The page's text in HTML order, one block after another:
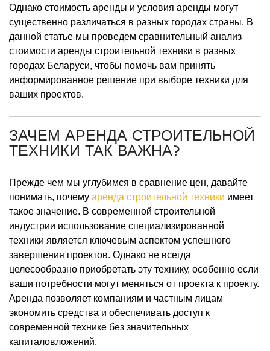
Однако стоимость аренды и условия аренды могут
существенно различаться в разных городах страны. В
данной статье мы проведем сравнительный анализ
стоимости аренды строительной техники в разных
городах Беларуси, чтобы помочь вам принять
информированное решение при выборе техники для
ваших проектов.
ЗАЧЕМ АРЕНДА СТРОИТЕЛЬНОЙ
ТЕХНИКИ ТАК ВАЖНА?
Прежде чем мы углубимся в сравнение цен, давайте
понимать, почему аренда строительной техники имеет
такое значение. В современной строительной
индустрии использование специализированной
техники является ключевым аспектом успешного
завершения проектов. Однако не всегда
целесообразно приобретать эту технику, особенно если
ваши потребности могут меняться от проекта к проекту.
Аренда позволяет компаниям и частным лицам
экономить средства и обеспечивать доступ к
современной технике без значительных
капиталовложений.